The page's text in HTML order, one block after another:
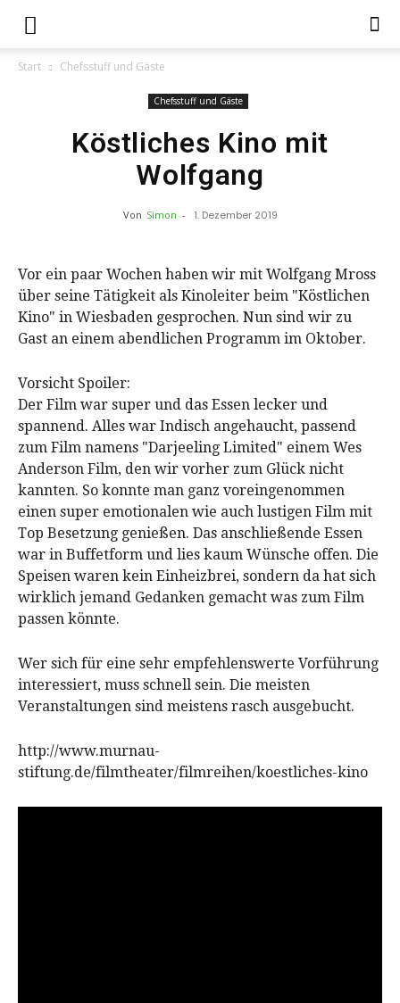
Start Chefsstuff und Gäste
Chefsstuff und Gäste
Köstliches Kino mit
Wolfgang
Von Simon - 1. Dezember 2019
Vor ein paar Wochen haben wir mit Wolfgang Mross
über seine Tätigkeit als Kinoleiter beim "Köstlichen
Kino" in Wiesbaden gesprochen. Nun sind wir zu
Gast an einem abendlichen Programm im Oktober.
Vorsicht Spoiler:
Der Film war super und das Essen lecker und
spannend. Alles war Indisch angehaucht, passend
zum Film namens "Darjeeling Limited" einem Wes
Anderson Film, den wir vorher zum Glück nicht
kannten. So konnte man ganz voreingenommen
einen super emotionalen wie auch lustigen Film mit
Top Besetzung genießen. Das anschließende Essen
war in Buffetform und lies kaum Wünsche offen. Die
Speisen waren kein Einheizbrei, sondern da hat sich
wirklich jemand Gedanken gemacht was zum Film
passen könnte.
Wer sich für eine sehr empfehlenswerte Vorführung
interessiert, muss schnell sein. Die meisten
Veranstaltungen sind meistens rasch ausgebucht.
http://www.murnau-
stiftung.de/filmtheater/filmreihen/koestliches-kino